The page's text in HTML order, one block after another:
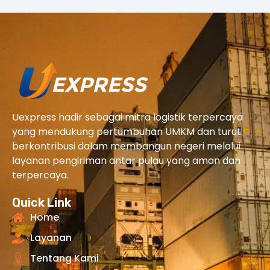
Uexpress hadir sebagai mitra logistik terpercaya
yang mendukung pertumbuhan UMKM dan turut
berkontribusi dalam membangun negeri melalui
layanan pengiriman antar pulau yang aman dan
terpercaya.
Quick Link
Home
Layanan
Tentang Kami